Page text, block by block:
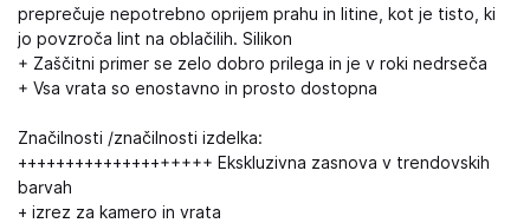
preprečuje nepotrebno oprijem prahu in litine, kot je tisto, ki
jo povzroča lint na oblačilih. Silikon
+ Zaščitni primer se zelo dobro prilega in je v roki nedrseča
+ Vsa vrata so enostavno in prosto dostopna
Značilnosti /značilnosti izdelka:
++++++++++++++++++++ Ekskluzivna zasnova v trendovskih
barvah
+ izrez za kamero in vrata